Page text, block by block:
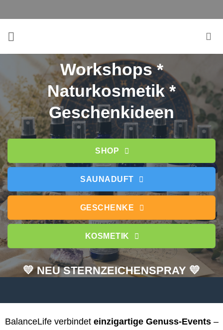
Inhalt
springen
Workshops *
Naturkosmetik *
Geschenkideen
SHOP
SAUNADUFT
GESCHENKE
KOSMETIK
💛 NEU STERNZEICHENSPRAY 💛
BalanceLife verbindet einzigartige Genuss-Events–